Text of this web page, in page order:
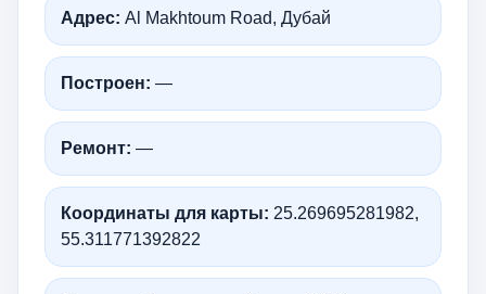
Адрес: Al Makhtoum Road, Дубай
Построен: —
Ремонт: —
Координаты для карты: 25.269695281982,
55.311771392822